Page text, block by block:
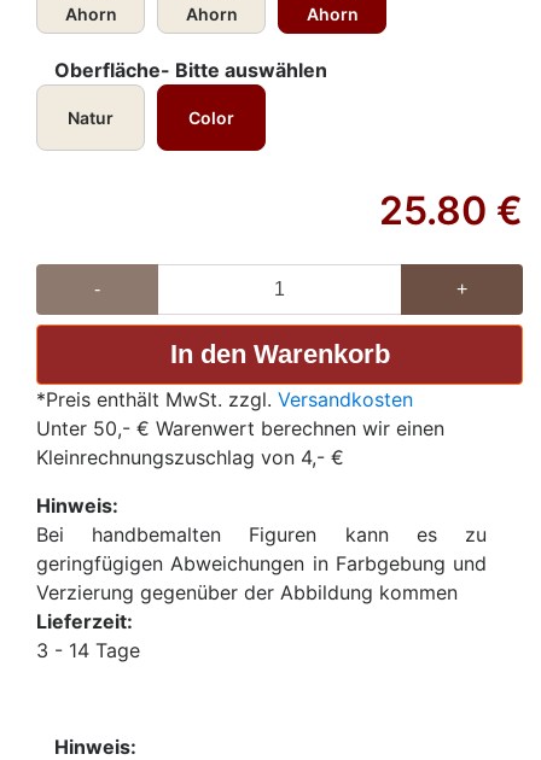
Ahorn
Ahorn
Ahorn
Oberfläche- Bitte auswählen
Natur Color
25.80 €
- +
*Preis enthält MwSt. zzgl. Versandkosten
Unter 50,- € Warenwert berechnen wir einen
Kleinrechnungszuschlag von 4,- €
Hinweis:
Bei handbemalten Figuren kann es zu
geringfügigen Abweichungen in Farbgebung und
Verzierung gegenüber der Abbildung kommen
Lieferzeit:
3 - 14 Tage
Hinweis: